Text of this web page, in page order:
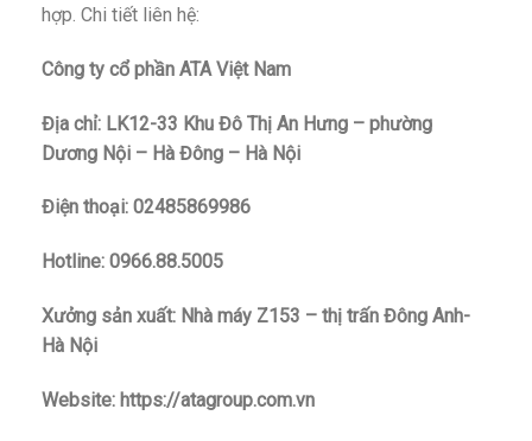
hợp. Chi tiết liên hệ:
Công ty cổ phần ATA Việt Nam
Địa chỉ: LK12-33 Khu Đô Thị An Hưng – phường
Dương Nội – Hà Đông – Hà Nội
Điện thoại: 02485869986
Hotline: 0966.88.5005
Xưởng sản xuất: Nhà máy Z153 – thị trấn Đông Anh-
Hà Nội
Website: https://atagroup.com.vn